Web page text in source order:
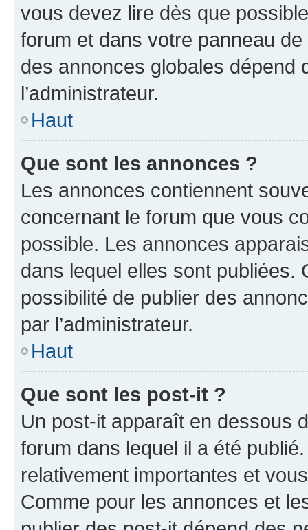
vous devez lire dès que
forum et dans votre panneau
des annonces globales dépend
l’administrateur.
Haut
Que sont les annonces ?
Les annonces contiennent
concernant le forum que vous
possible. Les annonces
dans lequel elles sont publiées.
possibilité de publier des
par l’administrateur.
Haut
Que sont les post-it ?
Un post-it apparaît en dessous
forum dans lequel il a été
relativement importantes et
Comme pour les annonces et